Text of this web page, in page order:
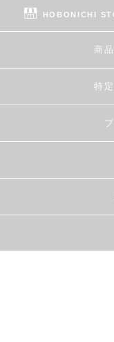
HOBONICHI
商
特